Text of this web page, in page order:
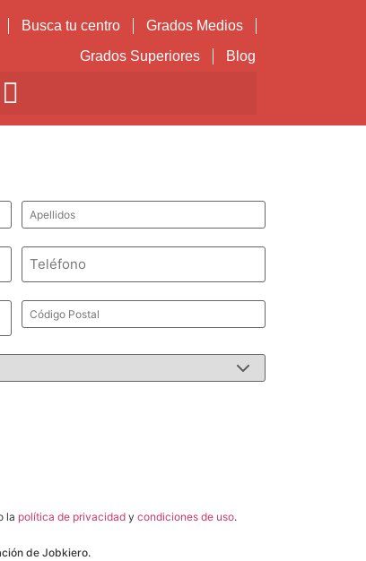
Busca tu centro
Grados Medios
Grados Superiores
Blog
Apellidos
*
Teléfono
Código
Postal
la política de privacidad y condiciones de uso.
de Jobkiero.